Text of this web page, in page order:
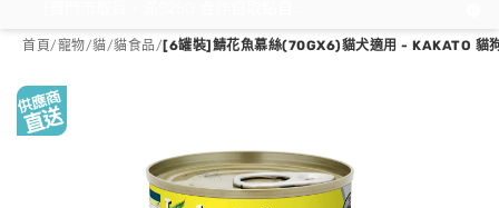
首頁/寵物/貓/貓食品/ [6罐裝]鯖花魚慕絲(70GX6)貓犬適用 - KAKATO 貓